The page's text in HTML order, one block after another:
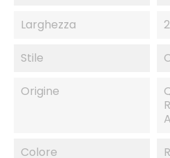
Larghezza
Stile
Origine
Colore